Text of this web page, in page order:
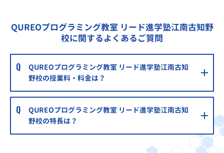
QUREOプログラミング教室 リード進学塾江南古知野
校に関するよくあるご質問
QUREOプログラミング教室 リード進学塾江南古知
野校の授業料・料金は？
QUREOプログラミング教室 リード進学塾江南古知
野校の特長は？